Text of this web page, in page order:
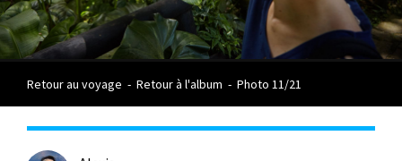
Retour au voyage - Retour à l'album - Photo 11/21